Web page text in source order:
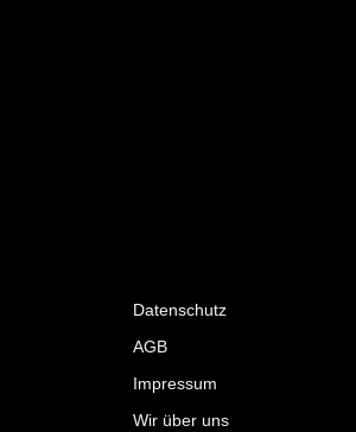
Datenschutz
AGB
Impressum
Wir über uns